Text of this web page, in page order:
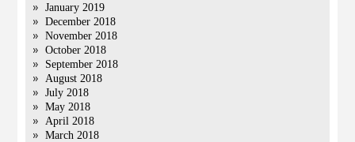
January 2019
December 2018
November 2018
October 2018
September 2018
August 2018
July 2018
May 2018
April 2018
March 2018